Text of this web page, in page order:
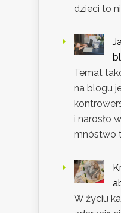
dzieci to
Temat
na blogu
i narosło
mnóstwo
W życiu